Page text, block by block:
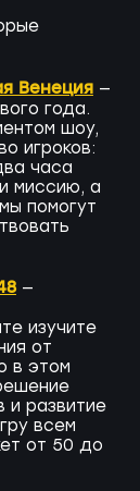
Венеция—
года.
шоу,
игроков:
часа
миссию, а
помогут
—
изучите
от
в этом
и развитие
всем
от 50 до